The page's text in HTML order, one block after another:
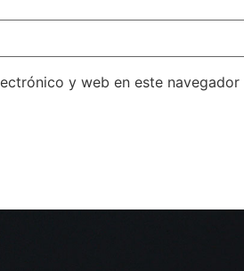
y web en este